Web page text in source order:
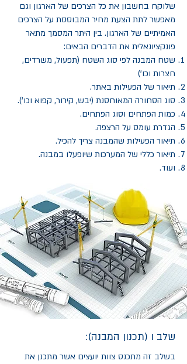
שלוקח בחשבון את כל הצרכים של הארגון וגם
מאפשר לתת הצעת מחיר המבוססת על הצרכים
האמיתיים של הארגון. בין היתר המסמך מתאר
פונקציונאלית את הדברים הבאים:
שטח המבנה לפי סוג השטח (תפעול, משרדים,
חצרות וכו')
תיאור של הפעילות באתר.
סוג הסחורה המאוחסנת (יבש, קירור, קפוא וכו').
כמות הפתחים וסוג הפתחים.
הגדרת עומס על הרצפה.
תיאור הפעילות שהמבנה צריך להכיל.
תיאור כללי של המערכות שיופעלו במבנה.
ועוד.
שלב ו (תכנון המבנה):
בשלב זה מתכנס צוות יועצים אשר מתכנן את